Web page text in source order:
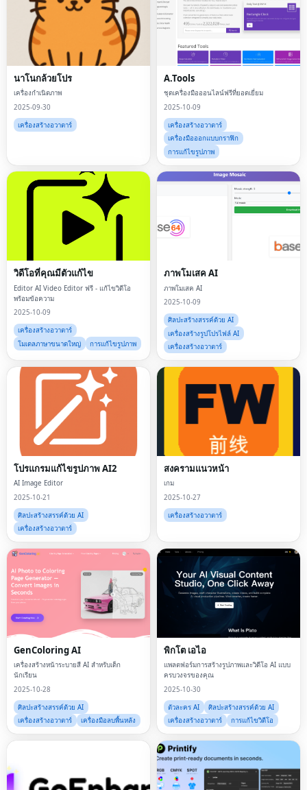
นาโนกล้วยโปร
เครื่องกำเนิดภาพ
2025-09-30
เครื่องสร้างอวาตาร์
A.Tools
ชุดเครื่องมือออนไลน์ฟรีที่ยอดเยี่ยม
2025-10-09
เครื่องสร้างอวาตาร์
เครื่องมือออกแบบกราฟิก
การแก้ไขรูปภาพ
วิดีโอที่คุณมีตัวแก้ไข
Editor AI Video Editor ฟรี - แก้ไขวิดีโอ
พร้อมข้อความ
2025-10-09
เครื่องสร้างอวาตาร์
โมเดลภาษาขนาดใหญ่
การแก้ไขรูปภาพ
ภาพโมเสค AI
ภาพโมเสค AI
2025-10-09
ศิลปะสร้างสรรค์ด้วย AI
เครื่องสร้างรูปโปรไฟล์ AI
เครื่องสร้างอวาตาร์
โปรแกรมแก้ไขรูปภาพ AI2
AI Image Editor
2025-10-21
ศิลปะสร้างสรรค์ด้วย AI
เครื่องสร้างอวาตาร์
สงครามแนวหน้า
เกม
2025-10-27
เครื่องสร้างอวาตาร์
GenColoring AI
เครื่องสร้างหน้าระบายสี AI สำหรับเด็ก
นักเรียน
2025-10-28
ศิลปะสร้างสรรค์ด้วย AI
เครื่องสร้างอวาตาร์
เครื่องมือลบพื้นหลัง
พิกโต เอไอ
แพลตฟอร์มการสร้างรูปภาพและวิดีโอ AI แบบ
ครบวงจรของคุณ
2025-10-30
ตัวละคร AI
ศิลปะสร้างสรรค์ด้วย AI
เครื่องสร้างอวาตาร์
การแก้ไขวิดีโอ